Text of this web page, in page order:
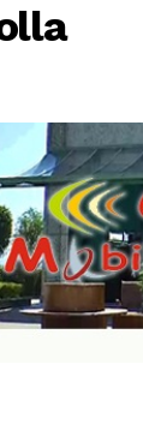
chiude con
nei